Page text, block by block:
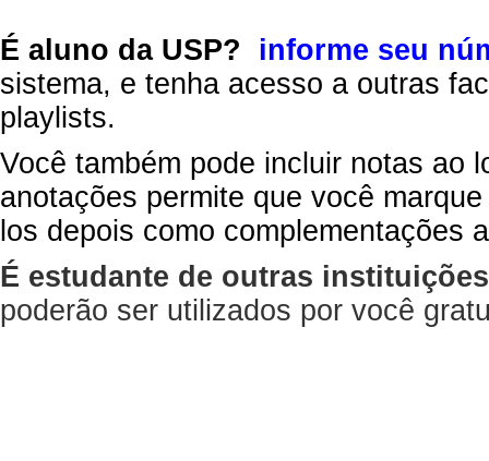
É aluno da USP?
informe seu
sistema, e tenha acesso a outras
playlists.
Você também pode incluir notas ao
anotações permite que você
los depois como complementações
É estudante de outras
poderão ser utilizados por você